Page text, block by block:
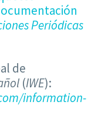
Periódicas
de
(IWE):
information-